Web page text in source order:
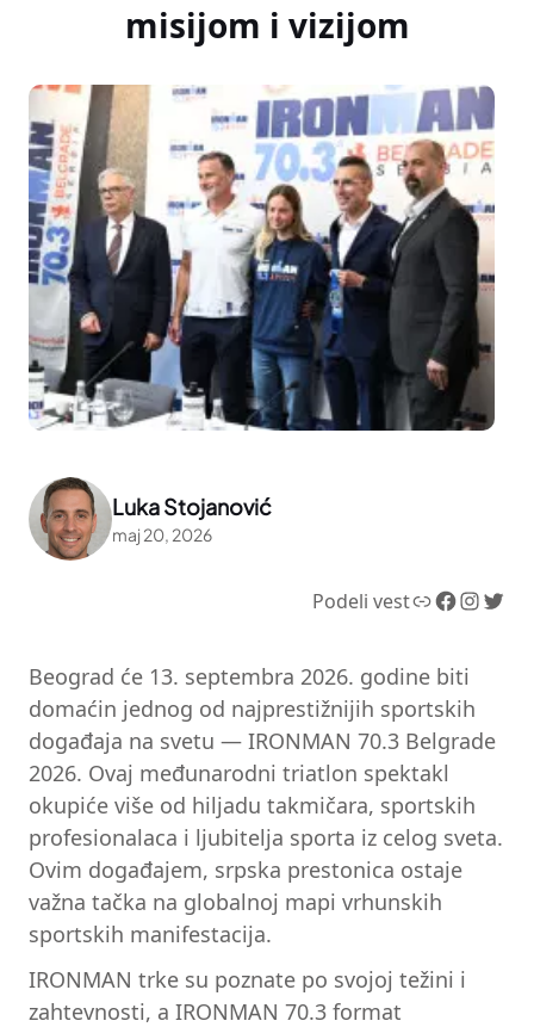
misijom i vizijom
Luka Stojanović
maj 20, 2026
Podeli vestLink Facebook InstagramTwitter
Beograd će 13. septembra 2026. godine biti
domaćin jednog od najprestižnijih sportskih
događaja na svetu — IRONMAN 70.3 Belgrade
2026. Ovaj međunarodni triatlon spektakl
okupiće više od hiljadu takmičara, sportskih
profesionalaca i ljubitelja sporta iz celog sveta.
Ovim događajem, srpska prestonica ostaje
važna tačka na globalnoj mapi vrhunskih
sportskih manifestacija.
IRONMAN trke su poznate po svojoj težini i
zahtevnosti, a IRONMAN 70.3 format